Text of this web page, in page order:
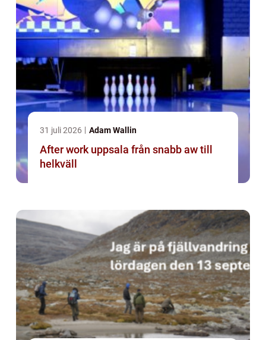
31 juli 2026 Adam Wallin
After work uppsala från snabb aw till
helkväll